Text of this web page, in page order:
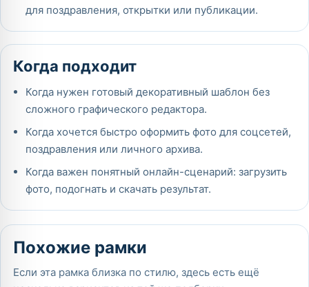
для поздравления, открытки или публикации.
Когда подходит
Когда нужен готовый декоративный шаблон без
сложного графического редактора.
Когда хочется быстро оформить фото для соцсетей,
поздравления или личного архива.
Когда важен понятный онлайн-сценарий: загрузить
фото, подогнать и скачать результат.
Похожие рамки
Если эта рамка близка по стилю, здесь есть ещё